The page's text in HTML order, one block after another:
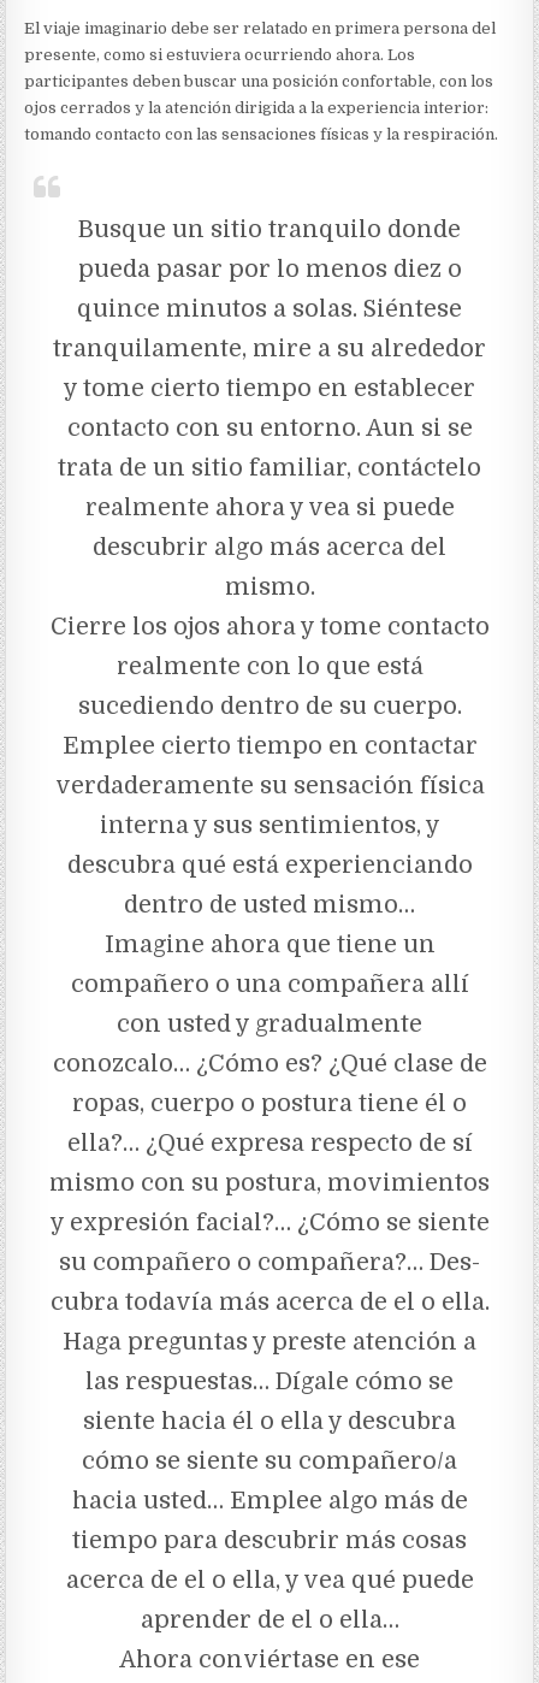
El viaje imaginario debe ser relatado en primera persona del
presente, como si estuviera ocurriendo ahora. Los
participantes deben buscar una posición confortable, con los
ojos cerrados y la atención dirigida a la experiencia interior:
tomando contacto con las sensaciones físicas y la respiración.
Busque un sitio tranquilo donde
pueda pasar por lo menos diez o
quince minutos a solas. Siéntese
tranquilamente, mire a su alrededor
y tome cierto tiempo en establecer
contacto con su entorno. Aun si se
trata de un sitio familiar, contáctelo
realmente ahora y vea si puede
descubrir algo más acerca del
mismo.
Cierre los ojos ahora y tome contacto
realmente con lo que está
sucediendo dentro de su cuerpo.
Emplee cierto tiempo en con­tactar
verdaderamente su sensación física
interna y sus sentimientos, y
descubra qué está experienciando
dentro de usted mismo…
Imagine ahora que tiene un
compañero o una compañera allí
con usted y gra­dualmente
conozcalo… ¿Cómo es? ¿Qué clase de
ropas, cuerpo o postura tiene él o
ella?… ¿Qué expresa respecto de sí
mismo con su postura, movi­mientos
y expresión facial?… ¿Cómo se siente
su compañero o compañera?… Des­
cubra todavía más acerca de el o ella.
Haga preguntas y preste atención a
las respuestas… Dígale cómo se
siente hacia él o ella y descubra
cómo se siente su compañero/a
hacia usted… Emplee algo más de
tiempo para descubrir más cosas
acerca de el o ella, y vea qué puede
aprender de el o ella…
Ahora conviértase en ese